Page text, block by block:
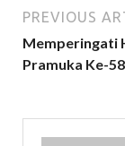
PREVIOUS
Memperingati
Pramuka Ke-58